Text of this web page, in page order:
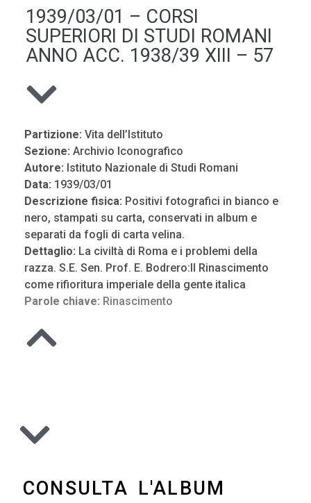
.LA "VITA DELL'ISTITUTO" ATTRAVERSO LE IMMAGINI
1939/03/01 – CORSI
SUPERIORI DI STUDI ROMANI
ANNO ACC. 1938/39 XIII – 57
Partizione: Vita dell’Istituto
Sezione: Archivio Iconografico
Autore: Istituto Nazionale di Studi Romani
Data: 1939/03/01
Descrizione fisica: Positivi fotografici in bianco e
nero, stampati su carta, conservati in album e
separati da fogli di carta velina.
Dettaglio: La civiltà di Roma e i problemi della
razza. S.E. Sen. Prof. E. Bodrero:Il Rinascimento
come rifioritura imperiale della gente italica
Parole chiave: Rinascimento
CONSULTA L'ALBUM